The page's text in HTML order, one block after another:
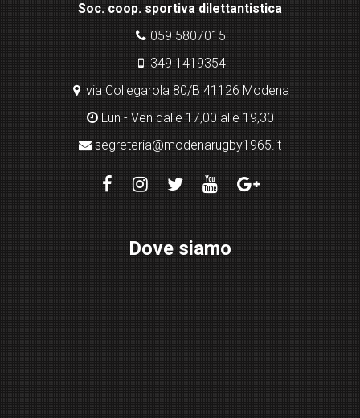
Soc. coop. sportiva dilettantistica
059 5807015
349 1419354
via Collegarola 80/B 41126 Modena
Lun - Ven dalle 17,00 alle 19,30
segreteria@modenarugby1965.it
Dove siamo